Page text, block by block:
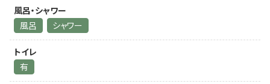
風呂・シャワー
風呂
シャワー
トイレ
有